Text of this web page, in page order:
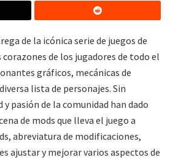
de la icónica serie de juegos de
de los jugadores de todo el
gráficos, mecánicas de
lista de personajes. Sin
pasión de la comunidad han dado
de mods que lleva el juego a
abreviatura de modificaciones,
ajustar y mejorar varios aspectos de